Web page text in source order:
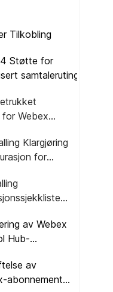
Tilkobling
Støtte for
samtaleruting
Webex
Klargjøring
for
av Webex
Hub-
av
abonnementer